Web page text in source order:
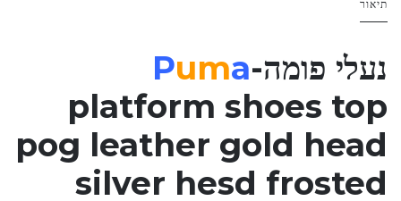
תיאור
נעלי פומה- Puma
platform shoes top
pog leather gold head
silver hesd frosted